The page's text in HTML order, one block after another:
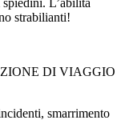
strabilianti!
DI VIAGGIO
smarrimento